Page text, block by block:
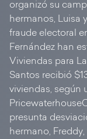
organizó su
hermanos, Luisa
fraude electoral
Fernández han
Viviendas para
Santos recibió
viviendas, según
presunta
hermano,